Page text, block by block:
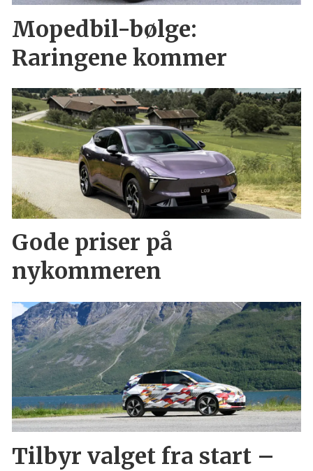
Mopedbil-bølge:
Raringene kommer
Gode priser på
nykommeren
Tilbyr valget fra start –